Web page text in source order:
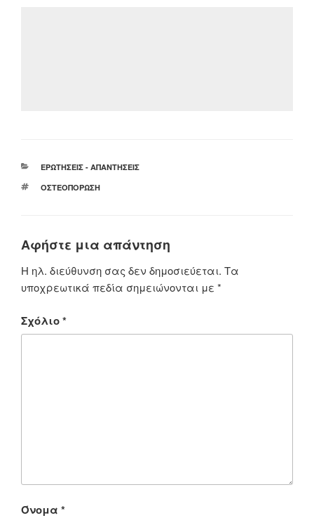
ΚΑΤΗΓΟΡΊΕΣ
ΕΡΩΤΉΣΕΙΣ - ΑΠΑΝΤΉΣΕΙΣ
ΕΤΙΚΈΤΕΣ
ΟΣΤΕΟΠΌΡΩΣΗ
Αφήστε μια απάντηση
Η ηλ. διεύθυνση σας δεν δημοσιεύεται. Τα
υποχρεωτικά πεδία σημειώνονται με *
Σχόλιο*
Όνομα *